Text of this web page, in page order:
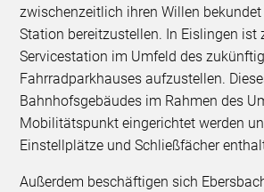
zwischenzeitlich ihren Willen bekundet
Station bereitzustellen. In Eislingen ist
Servicestation im Umfeld des
Fahrradparkhauses aufzustellen.
Bahnhofsgebäudes im Rahmen des
Mobilitätspunkt eingerichtet werden
Einstellplätze und Schließfächer
Außerdem beschäftigen sich